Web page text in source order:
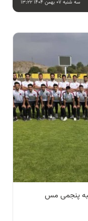
سه شنبه 07 بهمن 1404 13:22
پنجمی مس